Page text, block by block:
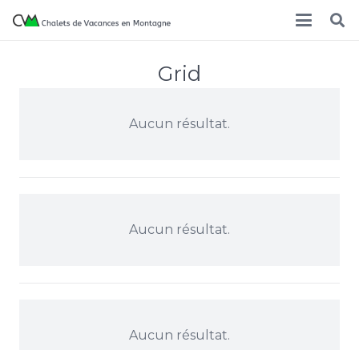
Grid
Aucun résultat.
Aucun résultat.
Aucun résultat.